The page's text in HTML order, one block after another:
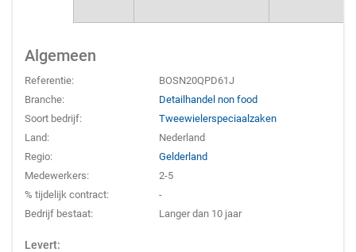
Algemeen
Referentie:
BOSN20QPD61J
Branche:
Detailhandel non food
Soort bedrijf:
Tweewielerspeciaalzaken
Land:
Nederland
Regio:
Gelderland
Medewerkers:
2-5
% tijdelijk contract:
-
Bedrijf bestaat:
Langer dan 10 jaar
Levert: